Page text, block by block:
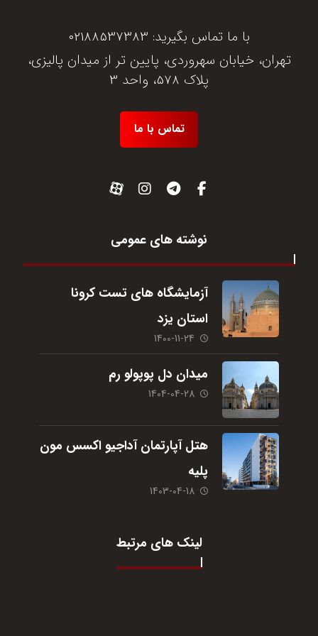
با ما تماس بگیرید: 02188537383
تهران، خیابان سهروردی، پایین تر از میدان پالیزی،
پلاک 578، واحد 3
تماس با ما
نوشته های عمومی
آزمایشگاه های تست کرونا
استان یزد
1400-11-24
میدان دل پوپولو رم
1404-04-28
هتل آپارتمان آداجیو اکسس مون
پلیه
1403-04-18
لینک های مرتبط